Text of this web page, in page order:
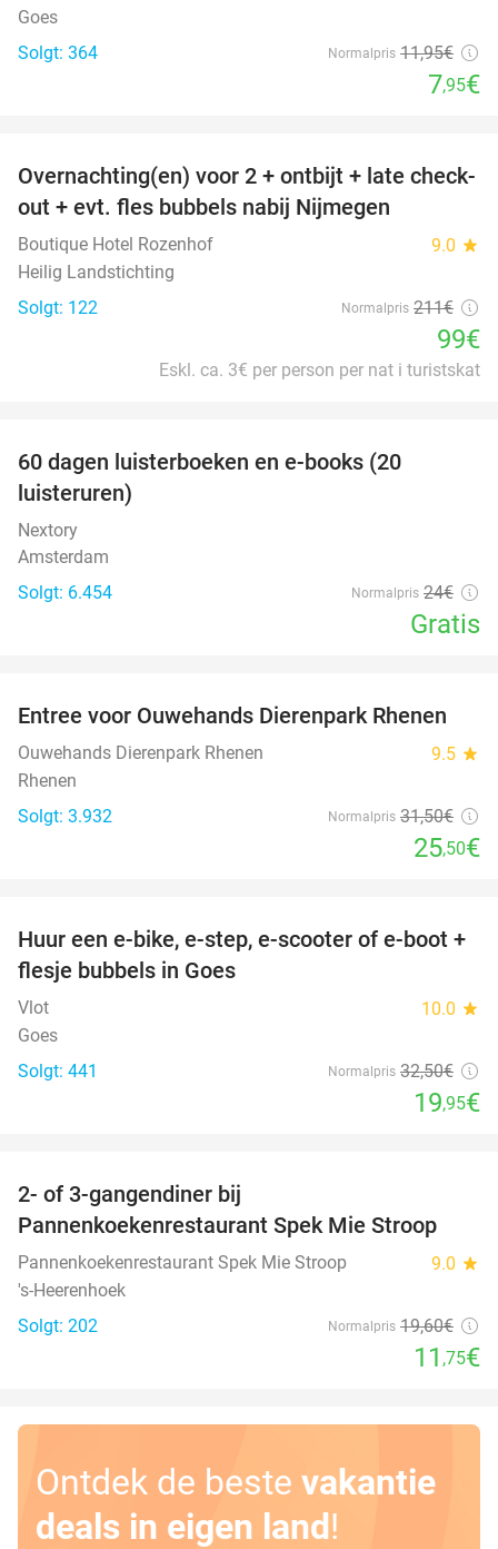
Goes
Solgt: 364
Normalpris 11,95€
7,95€
53%
Overnachting(en) voor 2 + ontbijt + late check-
out + evt. fles bubbels nabij Nijmegen
Boutique Hotel Rozenhof 9.0 star
Heilig Landstichting
Solgt: 122
Normalpris 211€
99€
Eskl. ca. 3€ per person per nat i turistskat
60 dagen luisterboeken en e-books (20
luisteruren)
Nextory
Amsterdam
Solgt: 6.454
Normalpris 24€
Gratis
19%
Entree voor Ouwehands Dierenpark Rhenen
Ouwehands Dierenpark Rhenen 9.5 star
Rhenen
Solgt: 3.932
Normalpris 31,50€
25,50€
39%
Huur een e-bike, e-step, e-scooter of e-boot +
flesje bubbels in Goes
Vlot 10.0 star
Goes
Solgt: 441
Normalpris 32,50€
19,95€
2- of 3-gangendiner bij
Pannenkoekenrestaurant Spek Mie Stroop
Pannenkoekenrestaurant Spek Mie Stroop 9.0 star
's-Heerenhoek
Solgt: 202
Normalpris 19,60€
11 ,75€
Ontdek de beste vakantie
deals in eigen land!